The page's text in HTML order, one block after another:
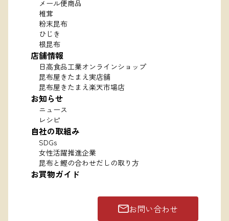
メール便商品
椎茸
粉末昆布
ひじき
根昆布
店舗情報
日高食品工業オンラインショップ
昆布屋きたまえ実店舗
昆布屋きたまえ楽天市場店
お知らせ
ニュース
レシピ
自社の取組み
SDGs
女性活躍推進企業
昆布と鰹の合わせだしの取り方
お買物ガイド
お問い合わせ